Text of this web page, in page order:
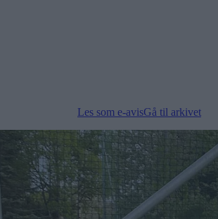
Les som e-avisGå til arkivet